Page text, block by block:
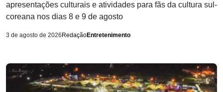
apresentações culturais e atividades para fãs da cultura sul-
coreana nos dias 8 e 9 de agosto
3 de agosto de 2026 RedaçãoEntretenimento